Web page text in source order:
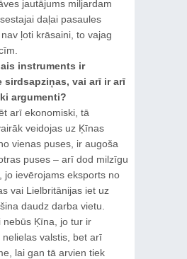
jautājums miljardam
daļai pasaules
ļoti krāsaini, to vajag
instruments ir
sirdsapziņas, vai arī ir arī
argumenti?
arī ekonomiski, tā
veidojas uz Ķīnas
vienas puses, ir augoša
puses – arī dod milzīgu
jo ievērojams eksports no
vai Lielbritānijas iet uz
daudz darba vietu.
nebūs Ķīna, jo tur ir
valstis, bet arī
lai gan tā arvien tiek